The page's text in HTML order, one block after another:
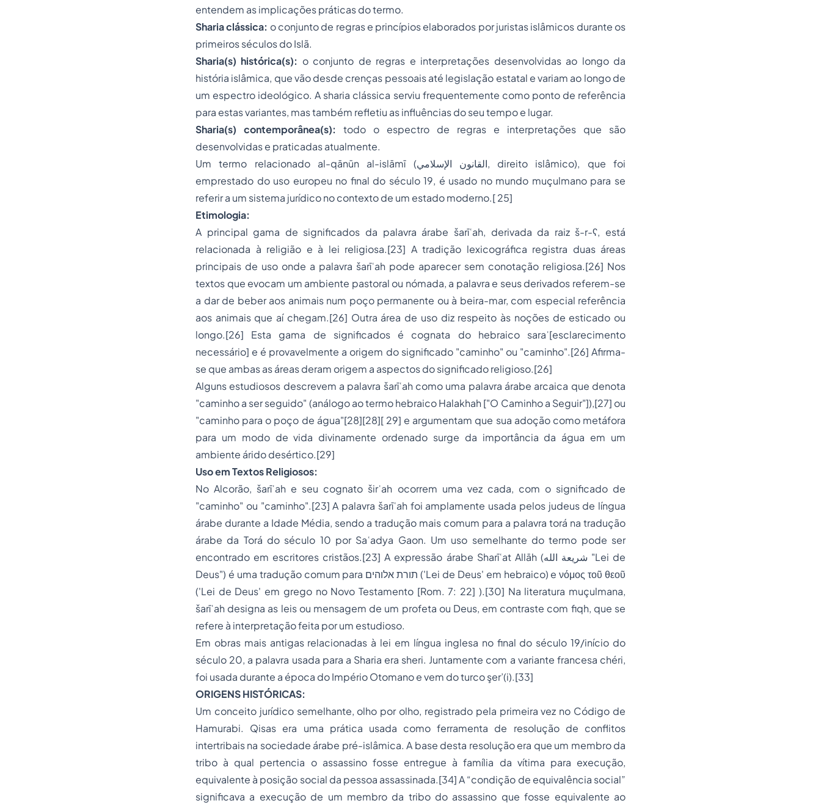
entendem as implicações práticas do termo.
Sharia clássica: o conjunto de regras e princípios elaborados por juristas islâmicos durante os
primeiros séculos do Islã.
Sharia(s) histórica(s): o conjunto de regras e interpretações desenvolvidas ao longo da
história islâmica, que vão desde crenças pessoais até legislação estatal e variam ao longo de
um espectro ideológico. A sharia clássica serviu frequentemente como ponto de referência
para estas variantes, mas também refletiu as influências do seu tempo e lugar.
Sharia(s) contemporânea(s): todo o espectro de regras e interpretações que são
desenvolvidas e praticadas atualmente.
Um termo relacionado al-qānūn al-islāmī (القانون الإسلامي, direito islâmico), que foi
emprestado do uso europeu no final do século 19, é usado no mundo muçulmano para se
referir a um sistema jurídico no contexto de um estado moderno.[ 25]
Etimologia:
A principal gama de significados da palavra árabe šarīʿah, derivada da raiz š-r-ʕ, está
relacionada à religião e à lei religiosa.[23] A tradição lexicográfica registra duas áreas
principais de uso onde a palavra šarīʿah pode aparecer sem conotação religiosa.[26] Nos
textos que evocam um ambiente pastoral ou nómada, a palavra e seus derivados referem-se
a dar de beber aos animais num poço permanente ou à beira-mar, com especial referência
aos animais que aí chegam.[26] Outra área de uso diz respeito às noções de esticado ou
longo.[26] Esta gama de significados é cognata do hebraico saraʿ[esclarecimento
necessário] e é provavelmente a origem do significado "caminho" ou "caminho".[26] Afirma-
se que ambas as áreas deram origem a aspectos do significado religioso.[26]
Alguns estudiosos descrevem a palavra šarīʿah como uma palavra árabe arcaica que denota
"caminho a ser seguido" (análogo ao termo hebraico Halakhah ["O Caminho a Seguir"]),[27] ou
"caminho para o poço de água"[28][28][ 29] e argumentam que sua adoção como metáfora
para um modo de vida divinamente ordenado surge da importância da água em um
ambiente árido desértico.[29]
Uso em Textos Religiosos:
No Alcorão, šarīʿah e seu cognato širʿah ocorrem uma vez cada, com o significado de
"caminho" ou "caminho".[23] A palavra šarīʿah foi amplamente usada pelos judeus de língua
árabe durante a Idade Média, sendo a tradução mais comum para a palavra torá na tradução
árabe da Torá do século 10 por Saʿadya Gaon. Um uso semelhante do termo pode ser
encontrado em escritores cristãos.[23] A expressão árabe Sharīʿat Allāh (شريعة الله "Lei de
Deus") é uma tradução comum para תורת אלוהים ('Lei de Deus' em hebraico) e νόμος τοῦ θεοῦ
('Lei de Deus' em grego no Novo Testamento [Rom. 7: 22] ).[30] Na literatura muçulmana,
šarīʿah designa as leis ou mensagem de um profeta ou Deus, em contraste com fiqh, que se
refere à interpretação feita por um estudioso.
Em obras mais antigas relacionadas à lei em língua inglesa no final do século 19/início do
século 20, a palavra usada para a Sharia era sheri. Juntamente com a variante francesa chéri,
foi usada durante a época do Império Otomano e vem do turco şer’(i).[33]
ORIGENS HISTÓRICAS:
Um conceito jurídico semelhante, olho por olho, registrado pela primeira vez no Código de
Hamurabi. Qisas era uma prática usada como ferramenta de resolução de conflitos
intertribais na sociedade árabe pré-islâmica. A base desta resolução era que um membro da
tribo à qual pertencia o assassino fosse entregue à família da vítima para execução,
equivalente à posição social da pessoa assassinada.[34] A “condição de equivalência social”
significava a execução de um membro da tribo do assassino que fosse equivalente ao